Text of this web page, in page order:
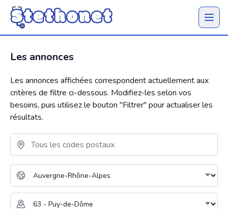
Ouvrir
Les annonces
Les annonces affichées correspondent actuellement aux
critères de filtre ci-dessous. Modifiez-les selon vos
besoins, puis utilisez le bouton "Filtrer" pour actualiser les
résultats.